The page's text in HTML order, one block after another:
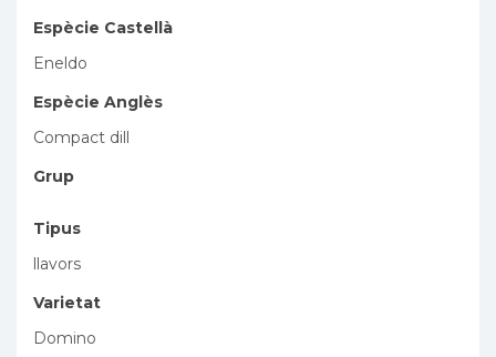
Espècie Castellà
Eneldo
Espècie Anglès
Compact dill
Grup
Tipus
llavors
Varietat
Domino